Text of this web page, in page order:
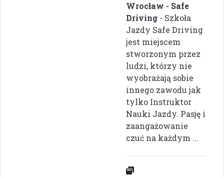
Wrocław - Safe
Driving - Szkoła
Jazdy Safe Driving
jest miejscem
stworzonym przez
ludzi, którzy nie
wyobrażają sobie
innego zawodu jak
tylko Instruktor
Nauki Jazdy. Pasję i
zaangażowanie
czuć na każdym ...